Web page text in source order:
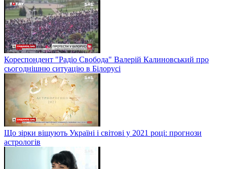
Кореспондент "Радіо Свобода" Валерій Калиновський про
сьогоднішню ситуацію в Білорусі
Що зірки віщують Україні і світові у 2021 році: прогнози
астрологів